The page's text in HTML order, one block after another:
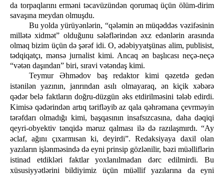
da torpaqlarını erməni təcavüzündən qorumaq üçün ölüm-dirim
savaşına meydan olmuşdu.
Bu yolda yürüyənlərin, “qələmin ən müqəddəs vəzifəsinin
millətə xidmət” olduğunu sələflərindən əxz edənlərin arasında
olmaq bizim üçün də şərəf idi. O, ədəbiyyatşünas alim, publisist,
tədqiqatçı, mənsə jurnalist kimi. Ancaq ən başlıcası neçə-neçə
“vətən daşından” biri, sıravi vətəndaş kimi.
Teymur Əhmədov baş redaktor kimi qəzetdə gedən
istənilən yazının, janrından asılı olmayaraq, ən kiçik xəbərə
qədər belə faktların doğru-düzgün əks etdirilməsini tələb edirdi.
Kimisə qədərindən artıq tərifləyib az qala qəhrəmana çevrməyin
tərəfdarı olmadığı kimi, başqasının insafsızcasına, daha dəqiqi
qeyri-obyektiv tənqidə məruz qalması ilə də razılaşmırdı. “Ay
əclaf, ağını çıxarmısan ki, deyirdi”. Redaksiyaya daxil olan
yazıların işlənməsində də eyni prinsip gözlənilir, bəzi müəlliflərin
istinad etdikləri faktlar yoxlanılmadan dərc edilmirdi. Bu
xüsusiyyətlərini bildiyimiz üçün müəllif yazılarına da eyni